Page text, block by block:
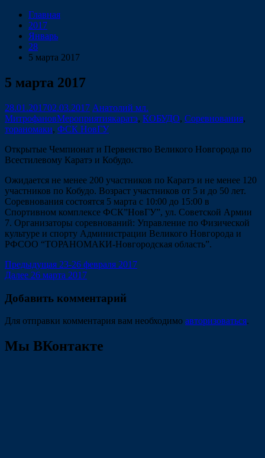
Главная
2017
Январь
28
5 марта 2017
5 марта 2017
28.01.201702.03.2017 Анатолий мл.
МитрофановМероприятиякаратэ, КОБУДО, Соревнования,
тораномаки, ФСК НовГУ
Открытые Чемпионат и Первенство Великого Новгорода по
Всестилевому Каратэ и Кобудо.
Ожидается не менее 200 участников по Каратэ и не менее 120
участников по Кобудо. Возраст участников от 5 и до 50 лет.
Соревнования состоятся 5 марта с 10:00 до 15:00 в
Спортивном комплексе ФСК”НовГУ”, ул. Советской Армии
7. Организаторы соревнований: Управление по Физической
культуре и спорту Администрации Великого Новгорода и
РФСОО “ТОРАНОМАКИ-Новгородская область”.
Навигация
по
записям
Предыдущая Предыдущая
запись:
23-26 февраля 2017
Далее Следующая
26 марта 2017
Добавить комментарий
Для отправки комментария вам необходимо авторизоваться.
Мы ВКонтакте